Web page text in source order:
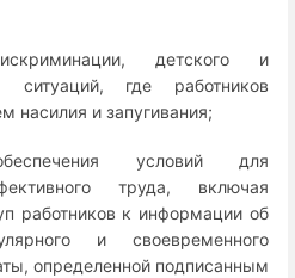
детского и
ситуаций, где работников
насилия и запугивания;
условий для
труда, включая
работников к информации об
и своевременного
определенной подписанным